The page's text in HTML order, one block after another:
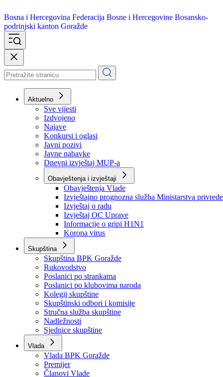
Bosna i Hercegovina
podrinjski kanton Goražde
Aktuelno
Sve vijesti
Izdvojeno
Najave
Konkursi i oglasi
Javni pozivi
Javne nabavke
Dnevni izvještaj MUP-a
Obavještenja i izvještaji
Obavještenja Vlade
Izvještajno prognozna služba Ministarstva privrede
Izvještaj o radu
Izvještaj OC Uprave
Informacije o gripi H1N1
Korona virus
Skupština
Skupština BPK Goražde
Rukovodstvo
Poslanici po strankama
Poslanici po klubovima naroda
Kolegij skupštine
Skupštinski odbori i komisije
Stručna služba skupštine
Nadležnosti
Sjednice skupštine
Vlada